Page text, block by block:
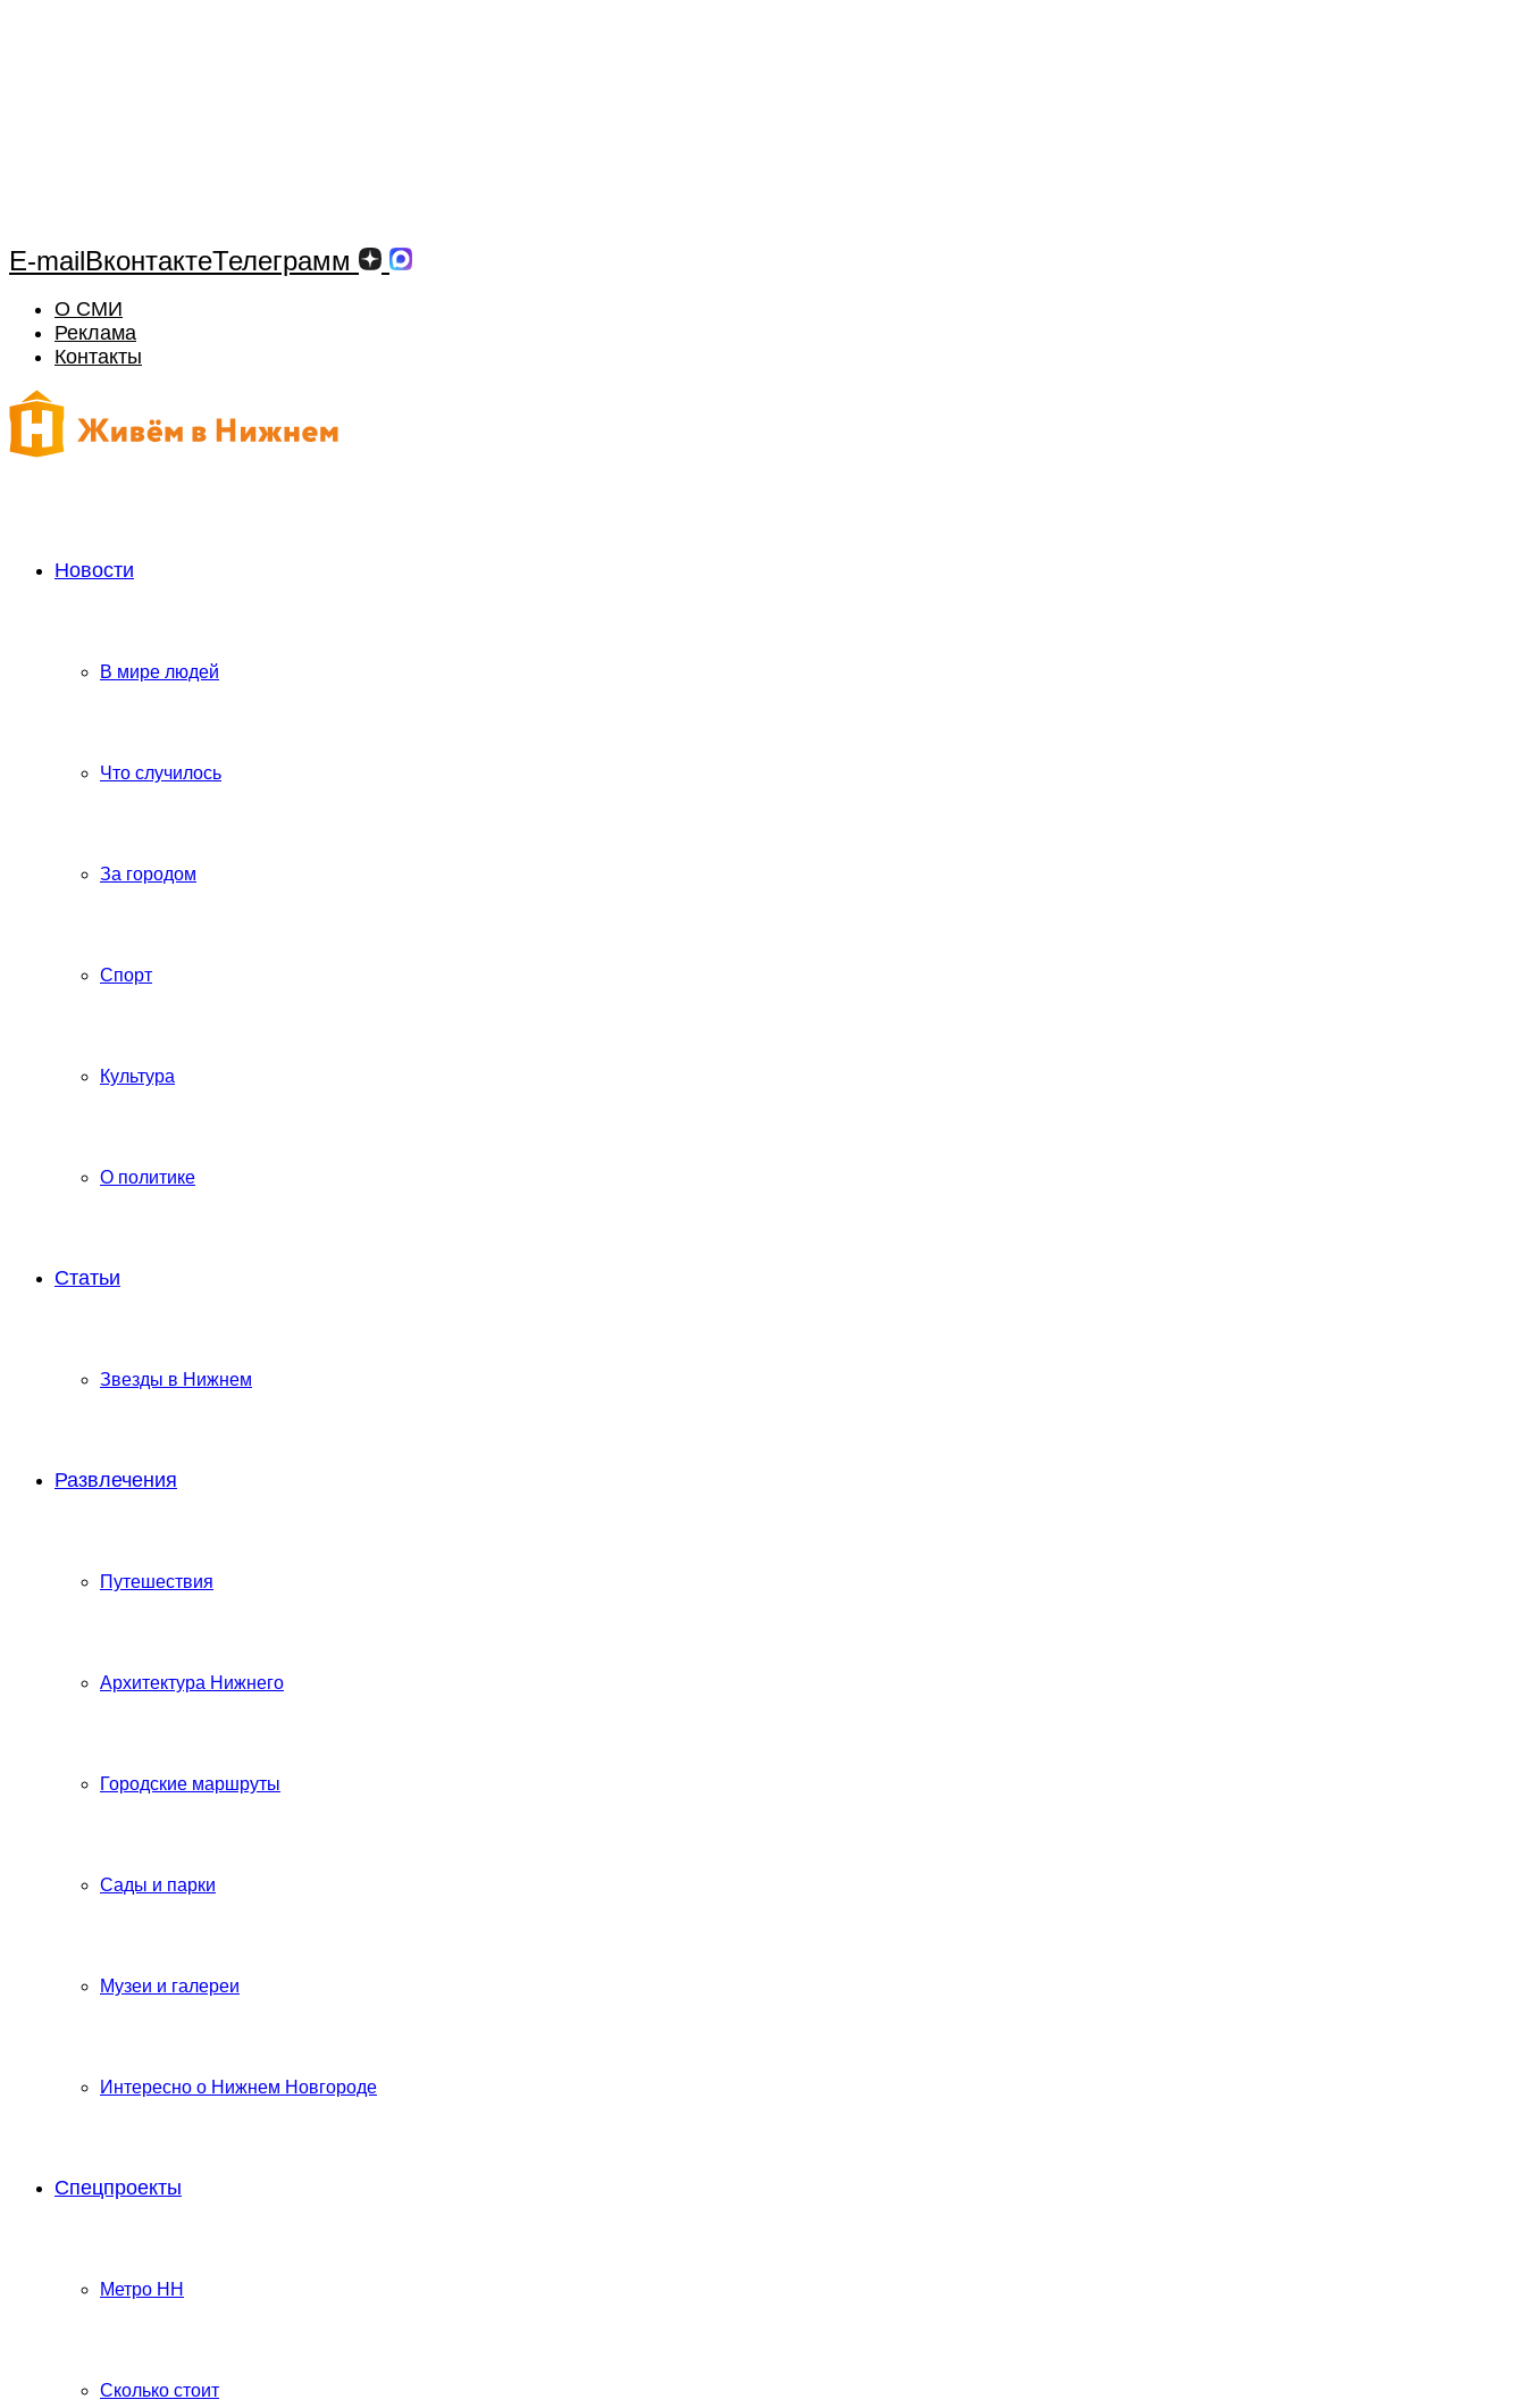
E-mailВконтактеТелеграмм
О СМИ
Реклама
Контакты
Новости
В мире людей
Что случилось
За городом
Спорт
Культура
О политике
Статьи
Звезды в Нижнем
Развлечения
Путешествия
Архитектура Нижнего
Городские маршруты
Сады и парки
Музеи и галереи
Интересно о Нижнем Новгороде
Спецпроекты
Метро НН
Сколько стоит